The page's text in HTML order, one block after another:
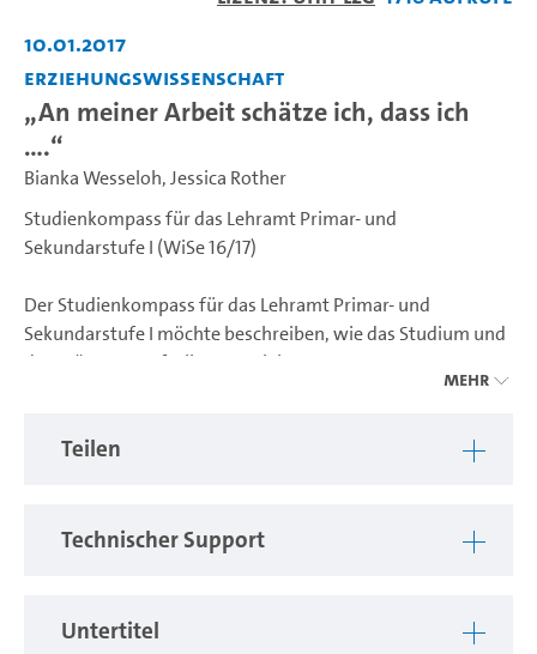
10.01.2017
Erziehungswissenschaft
„An meiner Arbeit schätze ich, dass ich
….“
Bianka Wesseloh,Jessica Rother
Studienkompass für das Lehramt Primar- und
Sekundarstufe I (WiSe 16/17)
Der Studienkompass für das Lehramt Primar- und
Sekundarstufe I möchte beschreiben, wie das Studium und
der spätere Berufsalltag aussieht.
Linus L., Ruben L. und Mathias S. sprechen über tägliche
Dinge, die sie an ihrem Beruf als befriedigend empfinden.
Sekundarstufe I möchte beschreiben, wie das Studium und
Mehr
Teilen
Technischer Support
Untertitel